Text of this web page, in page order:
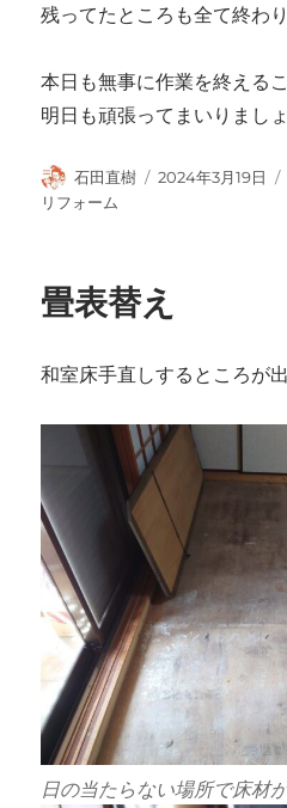
残ってたところも全て終わ
本日も無事に作業を終える
明日も頑張ってまいりましょ
投
稿
石田直樹
投
2024年3月19日
リフォーム
畳表替え
和室床手直しするところが
日の当たらない場所で床材